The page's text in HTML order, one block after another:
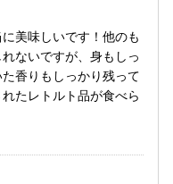
美味しいです！他のも
ないですが、身もしっ
香りもしっかり残って
たレトルト品が食べら